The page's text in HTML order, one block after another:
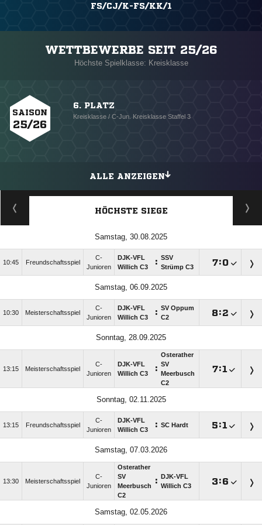
FS/CJ/K-FS/KK/1
WETTBEWERBE SEIT 25/26
Höchste Spielklasse: Kreisklasse
SAISON
25/26
6. PLATZ
Kreisklasse / C-Jun. Kreisklasse Staffel 3
ALLE ANZEIGEN
HÖCHSTE SIEGE
Samstag, 30.08.2025
10:45 Freundschaftsspiel
C-
Junioren
DJK-VFL
Willich C3
: SSV
Strümp C3
:
Samstag, 06.09.2025
10:30 Meisterschaftsspiel
C-
Junioren
DJK-VFL
Willich C3
: SV Oppum
C2
:
Sonntag, 28.09.2025
13:15 Meisterschaftsspiel
C-
Junioren
DJK-VFL
Willich C3
:
Osterather
SV
Meerbusch
C2
:
Sonntag, 02.11.2025
13:15 Freundschaftsspiel
C-
Junioren
DJK-VFL
Willich C3
: SC Hardt :
Samstag, 07.03.2026
13:30 Meisterschaftsspiel
C-
Junioren
Osterather
SV
Meerbusch
C2
:
DJK-VFL
Willich C3
:
Samstag, 02.05.2026